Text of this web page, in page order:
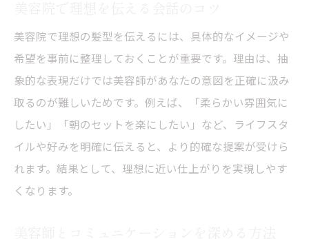
美容院で理想の髪型を伝えるには、具体的なイメージや
希望を事前に整理しておくことが重要です。理由は、抽
象的な表現だけでは美容師があなたの意図を正確に汲み
取るのが難しいためです。例えば、「柔らかい雰囲気に
したい」「朝のセットを楽にしたい」など、ライフスタ
イルや好みを明確に伝えると、より的確な提案が受けら
れます。結果として、理想に近い仕上がりを実現しやす
くなります。